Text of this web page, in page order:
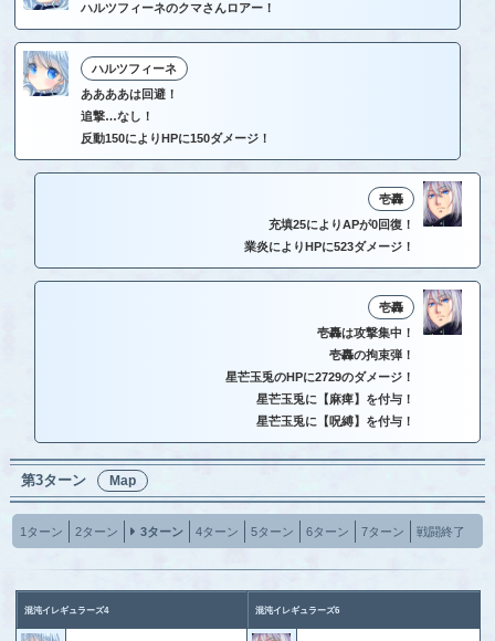
ハルツフィーネのクマさんロアー！
ハルツフィーネ
ああああは回避！
追撃…なし！
反動150によりHPに150ダメージ！
壱轟
充填25によりAPが0回復！
業炎によりHPに523ダメージ！
壱轟
壱轟は攻撃集中！
壱轟の拘束弾！
星芒玉兎のHPに2729のダメージ！
星芒玉兎に【麻痺】を付与！
星芒玉兎に【呪縛】を付与！
第3ターン Map
1ターン 2ターン 3ターン 4ターン 5ターン 6ターン 7ターン 戦闘終了
混沌イレギュラーズ4 混沌イレギュラーズ6